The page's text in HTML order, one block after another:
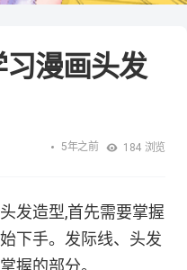
漫画头发
5年之前 184 浏览
发造型,首先需要掌握
下手。发际线、头发
握的部分。